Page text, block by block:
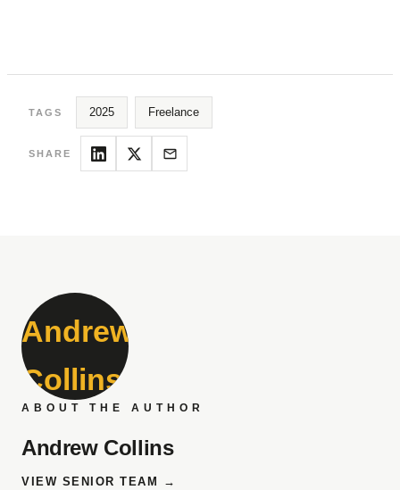
TAGS 2025 Freelance
SHARE
ABOUT THE AUTHOR
Andrew Collins
VIEW SENIOR TEAM →